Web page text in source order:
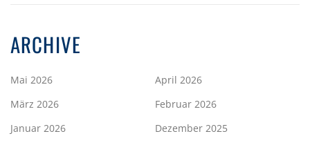
ARCHIVE
Mai 2026
April 2026
März 2026
Februar 2026
Januar 2026
Dezember 2025